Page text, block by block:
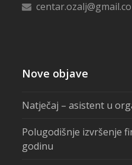
Nove objave
Natječaj – asistent u
Polugodišnje izvršenje
godinu